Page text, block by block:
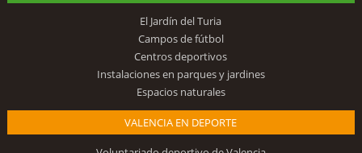
El Jardín del Turia
Campos de fútbol
Centros deportivos
Instalaciones en parques y jardines
Espacios naturales
VALENCIA EN DEPORTE